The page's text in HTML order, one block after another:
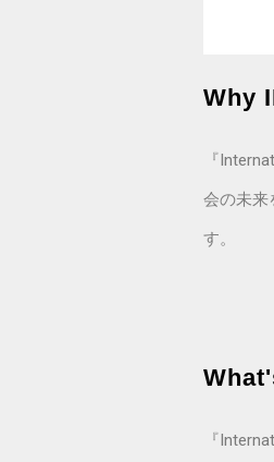
Why
『
会の未来
す。
『